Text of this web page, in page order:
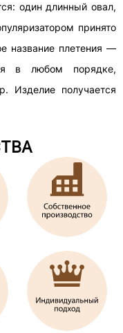
один длинный овал,
принято
название плетения —
в любом порядке,
Изделие получается